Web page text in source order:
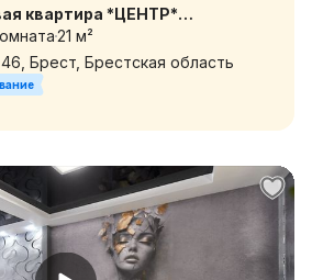
квартира *ЦЕНТР*
24/7. Все документы
21 м²
Брест, Брестская область